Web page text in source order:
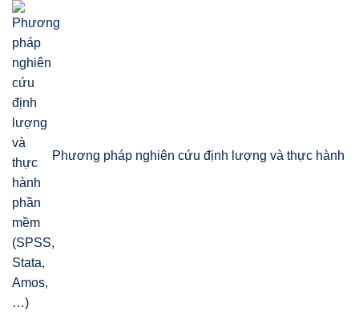
Phương pháp nghiên cứu định lượng và thực hành